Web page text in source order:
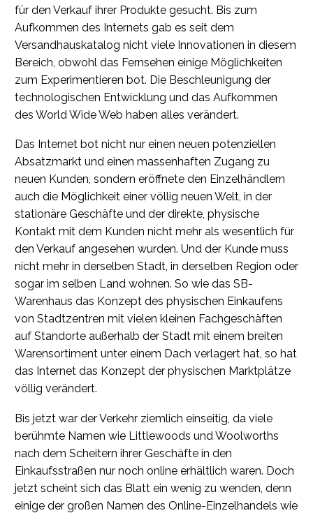
für den Verkauf ihrer Produkte gesucht. Bis zum
Aufkommen des Internets gab es seit dem
Versandhauskatalog nicht viele Innovationen in diesem
Bereich, obwohl das Fernsehen einige Möglichkeiten
zum Experimentieren bot. Die Beschleunigung der
technologischen Entwicklung und das Aufkommen
des World Wide Web haben alles verändert.
Das Internet bot nicht nur einen neuen potenziellen
Absatzmarkt und einen massenhaften Zugang zu
neuen Kunden, sondern eröffnete den Einzelhändlern
auch die Möglichkeit einer völlig neuen Welt, in der
stationäre Geschäfte und der direkte, physische
Kontakt mit dem Kunden nicht mehr als wesentlich für
den Verkauf angesehen wurden. Und der Kunde muss
nicht mehr in derselben Stadt, in derselben Region oder
sogar im selben Land wohnen. So wie das SB-
Warenhaus das Konzept des physischen Einkaufens
von Stadtzentren mit vielen kleinen Fachgeschäften
auf Standorte außerhalb der Stadt mit einem breiten
Warensortiment unter einem Dach verlagert hat, so hat
das Internet das Konzept der physischen Marktplätze
völlig verändert.
Bis jetzt war der Verkehr ziemlich einseitig, da viele
berühmte Namen wie Littlewoods und Woolworths
nach dem Scheitern ihrer Geschäfte in den
Einkaufsstraßen nur noch online erhältlich waren. Doch
jetzt scheint sich das Blatt ein wenig zu wenden, denn
einige der großen Namen des Online-Einzelhandels wie